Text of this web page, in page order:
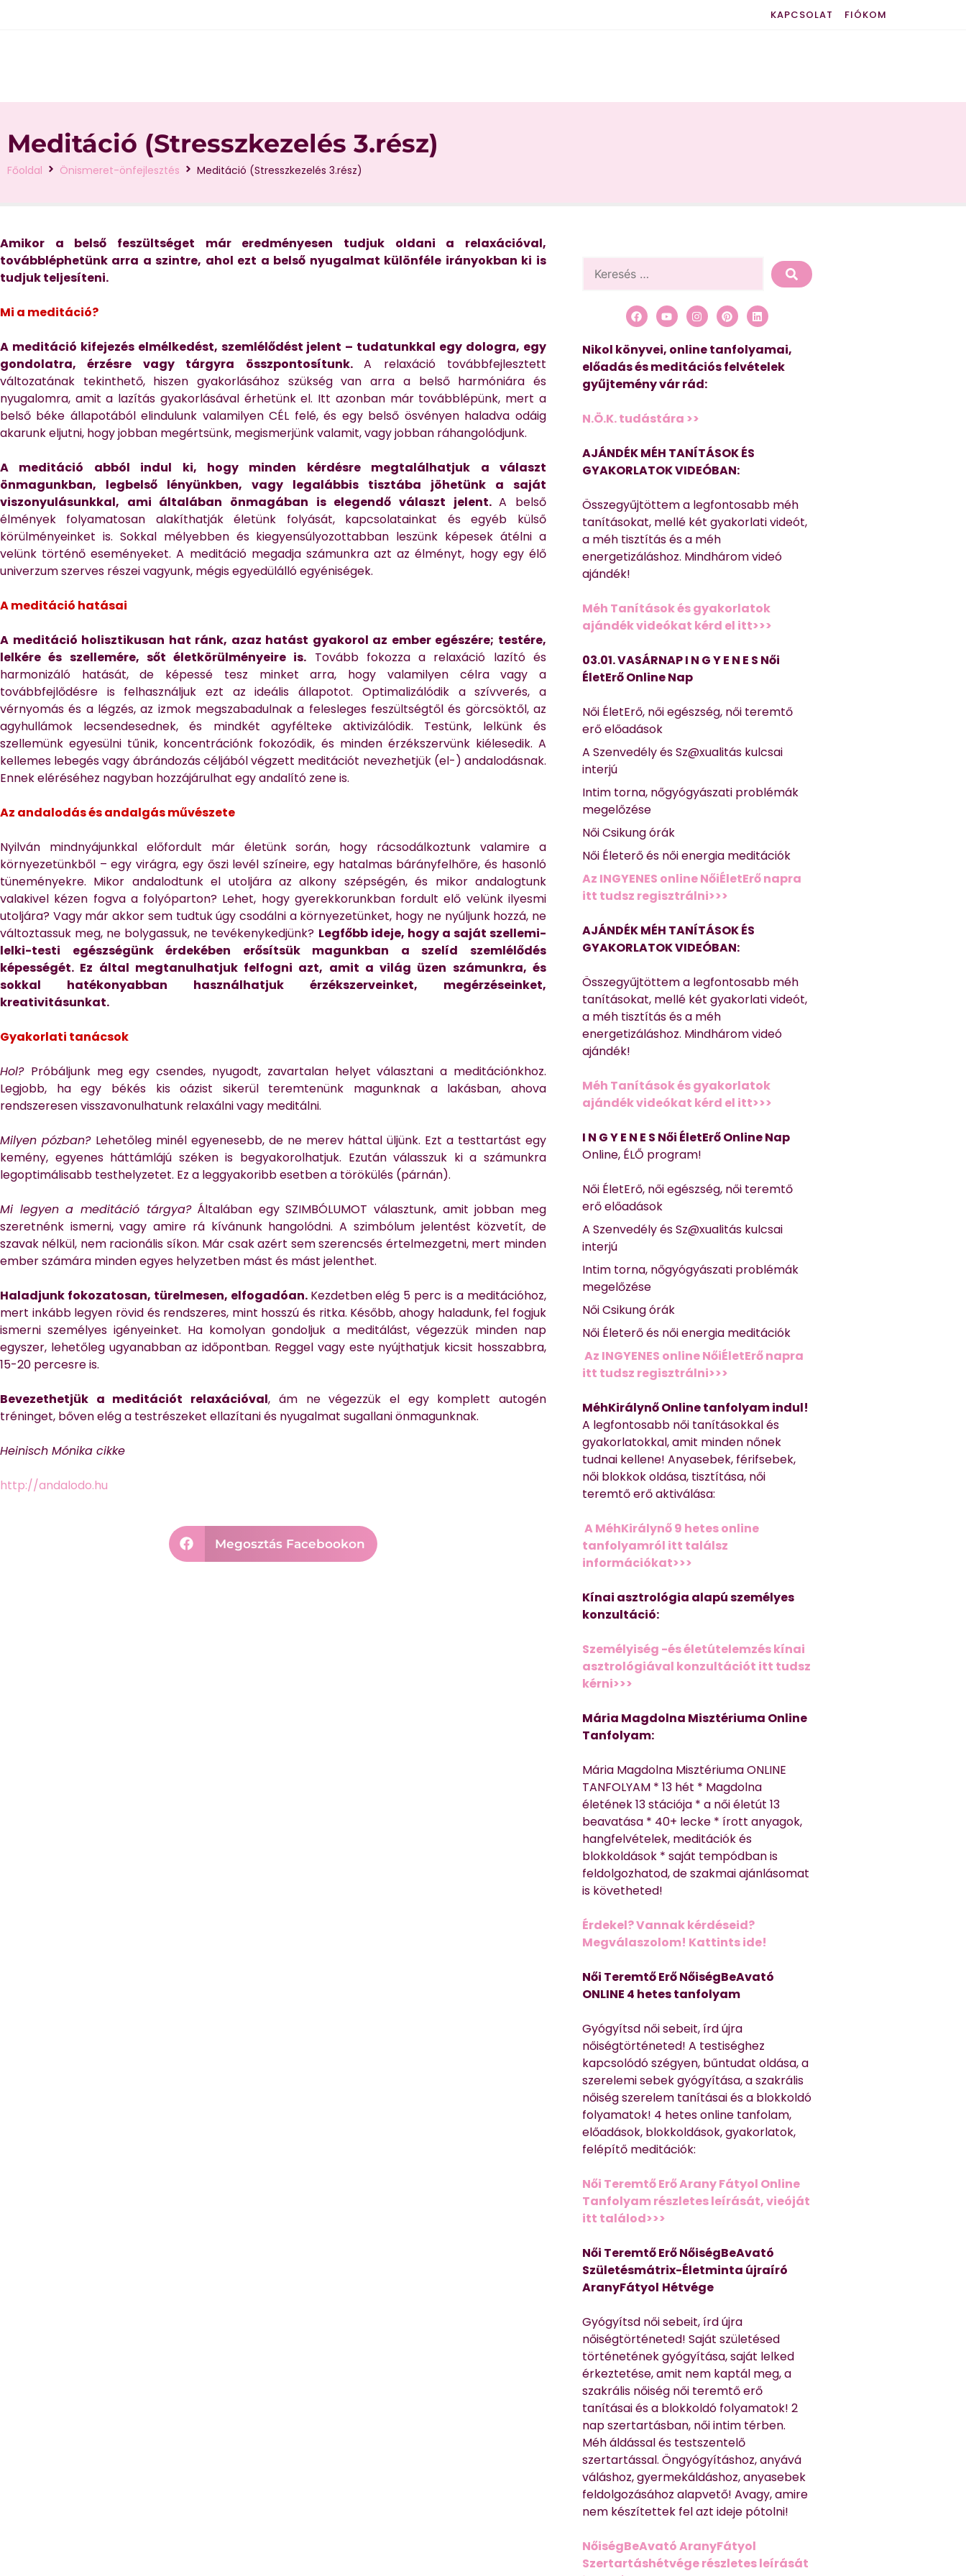
KAPCSOLAT FIÓKOM
Meditáció (Stresszkezelés 3.rész)
Főoldal Önismeret-önfejlesztés Meditáció (Stresszkezelés 3.rész)
Amikor a belső feszültséget már eredményesen tudjuk oldani a relaxációval,
továbbléphetünk arra a szintre, ahol ezt a belső nyugalmat különféle irányokban ki is
tudjuk teljesíteni.
Mi a meditáció?
A meditáció kifejezés elmélkedést, szemlélődést jelent – tudatunkkal egy dologra, egy
gondolatra, érzésre vagy tárgyra összpontosítunk.A relaxáció továbbfejlesztett
változatának tekinthető, hiszen gyakorlásához szükség van arra a belső harmóniára és
nyugalomra, amit a lazítás gyakorlásával érhetünk el. Itt azonban már továbblépünk, mert a
belső béke állapotából elindulunk valamilyen CÉL felé, és egy belső ösvényen haladva odáig
akarunk eljutni, hogy jobban megértsünk, megismerjünk valamit, vagy jobban ráhangolódjunk.
A meditáció abból indul ki, hogy minden kérdésre megtalálhatjuk a választ
önmagunkban, legbelső lényünkben, vagy legalábbis tisztába jöhetünk a saját
viszonyulásunkkal, ami általában önmagában is elegendő választ jelent.A belső
élmények folyamatosan alakíthatják életünk folyását, kapcsolatainkat és egyéb külső
körülményeinket is. Sokkal mélyebben és kiegyensúlyozottabban leszünk képesek átélni a
velünk történő eseményeket. A meditáció megadja számunkra azt az élményt, hogy egy élő
univerzum szerves részei vagyunk, mégis egyedülálló egyéniségek.
A meditáció hatásai
A meditáció holisztikusan hat ránk, azaz hatást gyakorol az ember egészére; testére,
lelkére és szellemére, sőt életkörülményeire is. Tovább fokozza a relaxáció lazító és
harmonizáló hatását, de képessé tesz minket arra, hogy valamilyen célra vagy a
továbbfejlődésre is felhasználjuk ezt az ideális állapotot. Optimalizálódik a szívverés, a
vérnyomás és a légzés, az izmok megszabadulnak a felesleges feszültségtől és görcsöktől, az
agyhullámok lecsendesednek, és mindkét agyfélteke aktivizálódik. Testünk, lelkünk és
szellemünk egyesülni tűnik, koncentrációnk fokozódik, és minden érzékszervünk kiélesedik. A
kellemes lebegés vagy ábrándozás céljából végzett meditációt nevezhetjük (el-) andalodásnak.
Ennek eléréséhez nagyban hozzájárulhat egy andalító zene is.
Az andalodás és andalgás művészete
Nyilván mindnyájunkkal előfordult már életünk során, hogy rácsodálkoztunk valamire a
környezetünkből – egy virágra, egy őszi levél színeire, egy hatalmas bárányfelhőre, és hasonló
tüneményekre. Mikor andalodtunk el utoljára az alkony szépségén, és mikor andalogtunk
valakivel kézen fogva a folyóparton? Lehet, hogy gyerekkorunkban fordult elő velünk ilyesmi
utoljára? Vagy már akkor sem tudtuk úgy csodálni a környezetünket, hogy ne nyúljunk hozzá, ne
változtassuk meg, ne bolygassuk, ne tevékenykedjünk? Legfőbb ideje, hogy a saját szellemi-
lelki-testi egészségünk érdekében erősítsük magunkban a szelíd szemlélődés
képességét. Ez által megtanulhatjuk felfogni azt, amit a világ üzen számunkra, és
sokkal hatékonyabban használhatjuk érzékszerveinket, megérzéseinket,
kreativitásunkat.
Gyakorlati tanácsok
Hol? Próbáljunk meg egy csendes, nyugodt, zavartalan helyet választani a meditációnkhoz.
Legjobb, ha egy békés kis oázist sikerül teremtenünk magunknak a lakásban, ahova
rendszeresen visszavonulhatunk relaxálni vagy meditálni.
Milyen pózban? Lehetőleg minél egyenesebb, de ne merev háttal üljünk. Ezt a testtartást egy
kemény, egyenes háttámlájú széken is begyakorolhatjuk. Ezután válasszuk ki a számunkra
legoptimálisabb testhelyzetet. Ez a leggyakoribb esetben a törökülés (párnán).
Mi legyen a meditáció tárgya?Általában egy SZIMBÓLUMOT választunk, amit jobban meg
szeretnénk ismerni, vagy amire rá kívánunk hangolódni. A szimbólum jelentést közvetít, de
szavak nélkül, nem racionális síkon. Már csak azért sem szerencsés értelmezgetni, mert minden
ember számára minden egyes helyzetben mást és mást jelenthet.
Haladjunk fokozatosan, türelmesen, elfogadóan. Kezdetben elég 5 perc is a meditációhoz,
mert inkább legyen rövid és rendszeres, mint hosszú és ritka. Később, ahogy haladunk, fel fogjuk
ismerni személyes igényeinket. Ha komolyan gondoljuk a meditálást, végezzük minden nap
egyszer, lehetőleg ugyanabban az időpontban. Reggel vagy este nyújthatjuk kicsit hosszabbra,
15-20 percesre is.
Bevezethetjük a meditációt relaxációval, ám ne végezzük el egy komplett autogén
tréninget, bőven elég a testrészeket ellazítani és nyugalmat sugallani önmagunknak.
Heinisch Mónika cikke
http://andalodo.hu
Megosztás Facebookon
Nikol könyvei, online tanfolyamai,
előadás és meditációs felvételek
gyűjtemény vár rád:
N.Ö.K. tudástára >>
AJÁNDÉK MÉH TANÍTÁSOK ÉS
GYAKORLATOK VIDEÓBAN:
Összegyűjtöttem a legfontosabb méh
tanításokat, mellé két gyakorlati videót,
a méh tisztítás és a méh
energetizáláshoz. Mindhárom videó
ajándék!
Méh Tanítások és gyakorlatok
ajándék videókat kérd el itt>>>
03.01. VASÁRNAP I N G Y E N E S Női
ÉletErő Online Nap
Női ÉletErő, női egészség, női teremtő
erő előadások
A Szenvedély és Sz@xualitás kulcsai
interjú
Intim torna, nőgyógyászati problémák
megelőzése
Női Csikung órák
Női Életerő és női energia meditációk
Az INGYENES online NőiÉletErő napra
itt tudsz regisztrálni>>>
AJÁNDÉK MÉH TANÍTÁSOK ÉS
GYAKORLATOK VIDEÓBAN:
Összegyűjtöttem a legfontosabb méh
tanításokat, mellé két gyakorlati videót,
a méh tisztítás és a méh
energetizáláshoz. Mindhárom videó
ajándék!
Méh Tanítások és gyakorlatok
ajándék videókat kérd el itt>>>
I N G Y E N E S Női ÉletErő Online Nap
Online, ÉLŐ program!
Női ÉletErő, női egészség, női teremtő
erő előadások
A Szenvedély és Sz@xualitás kulcsai
interjú
Intim torna, nőgyógyászati problémák
megelőzése
Női Csikung órák
Női Életerő és női energia meditációk
Az INGYENES online NőiÉletErő napra
itt tudsz regisztrálni>>>
MéhKirálynő Online tanfolyam indul!
A legfontosabb női tanításokkal és
gyakorlatokkal, amit minden nőnek
tudnai kellene! Anyasebek, férifsebek,
női blokkok oldása, tisztítása, női
teremtő erő aktiválása:
A MéhKirálynő 9 hetes online
tanfolyamról itt találsz
információkat>>>
Kínai asztrológia alapú személyes
konzultáció:
Személyiség -és életútelemzés kínai
asztrológiával konzultációt itt tudsz
kérni>>>
Mária Magdolna Misztériuma Online
Tanfolyam:
Mária Magdolna Misztériuma ONLINE
TANFOLYAM * 13 hét * Magdolna
életének 13 stációja * a női életút 13
beavatása * 40+ lecke * írott anyagok,
hangfelvételek, meditációk és
blokkoldások * saját tempódban is
feldolgozhatod, de szakmai ajánlásomat
is követheted!
Érdekel? Vannak kérdéseid?
Megválaszolom! Kattints ide!
Női Teremtő Erő NőiségBeAvató
ONLINE 4 hetes tanfolyam
Gyógyítsd női sebeit, írd újra
nőiségtörténeted! A testiséghez
kapcsolódó szégyen, bűntudat oldása, a
szerelemi sebek gyógyítása, a szakrális
nőiség szerelem tanításai és a blokkoldó
folyamatok! 4 hetes online tanfolam,
előadások, blokkoldások, gyakorlatok,
felépítő meditációk:
Női Teremtő Erő Arany Fátyol Online
Tanfolyam részletes leírását, vieóját
itt találod>>>
Női Teremtő Erő NőiségBeAvató
Születésmátrix-Életminta újraíró
AranyFátyol Hétvége
Gyógyítsd női sebeit, írd újra
nőiségtörténeted! Saját születésed
történetének gyógyítása, saját lelked
érkeztetése, amit nem kaptál meg, a
szakrális nőiség női teremtő erő
tanításai és a blokkoldó folyamatok! 2
nap szertartásban, női intim térben.
Méh áldással és testszentelő
szertartással. Öngyógyításhoz, anyává
váláshoz, gyermekáldáshoz, anyasebek
feldolgozásához alapvető! Avagy, amire
nem készítettek fel azt ideje pótolni!
NőiségBeAvató AranyFátyol
Szertartáshétvége részletes leírását